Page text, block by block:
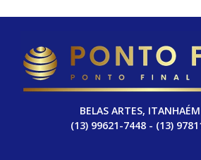
BELAS ARTES,
(13) 99621-7448 - (13)